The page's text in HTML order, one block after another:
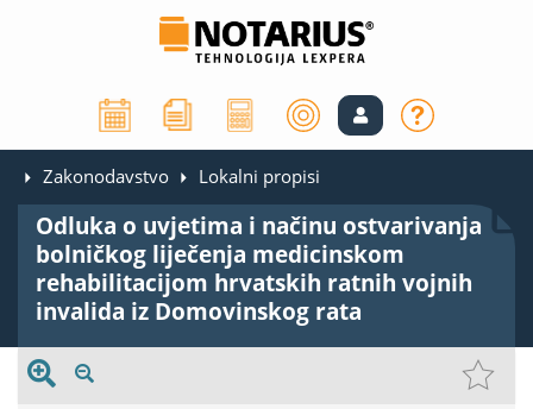
Zakonodavstvo Lokalni propisi
Odluka o uvjetima i načinu ostvarivanja
bolničkog liječenja medicinskom
rehabilitacijom hrvatskih ratnih vojnih
invalida iz Domovinskog rata